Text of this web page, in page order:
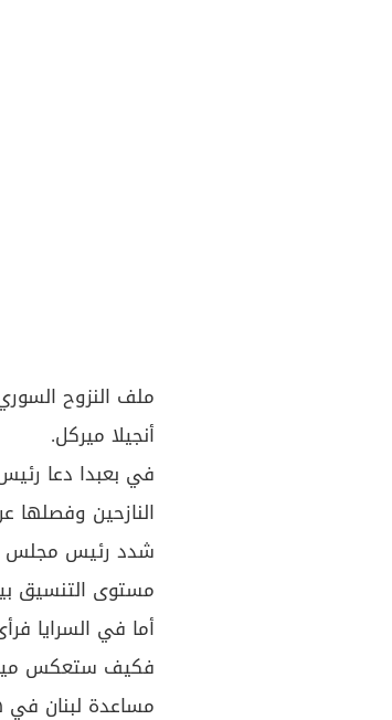
ملف النزوح
أنجيلا ميركل.
في بعبدا دعا
النازحين وفصلها
شدد رئيس مجلس
مستوى التنسيق
أما في السرايا
فكيف ستعكس
مساعدة لبنان في